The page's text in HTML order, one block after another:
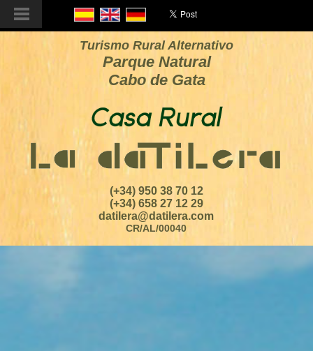
Turismo Rural Alternativo
Parque Natural
Cabo de Gata
(+34) 950 38 70 12
(+34) 658 27 12 29
datilera@datilera.com
CR/AL/00040